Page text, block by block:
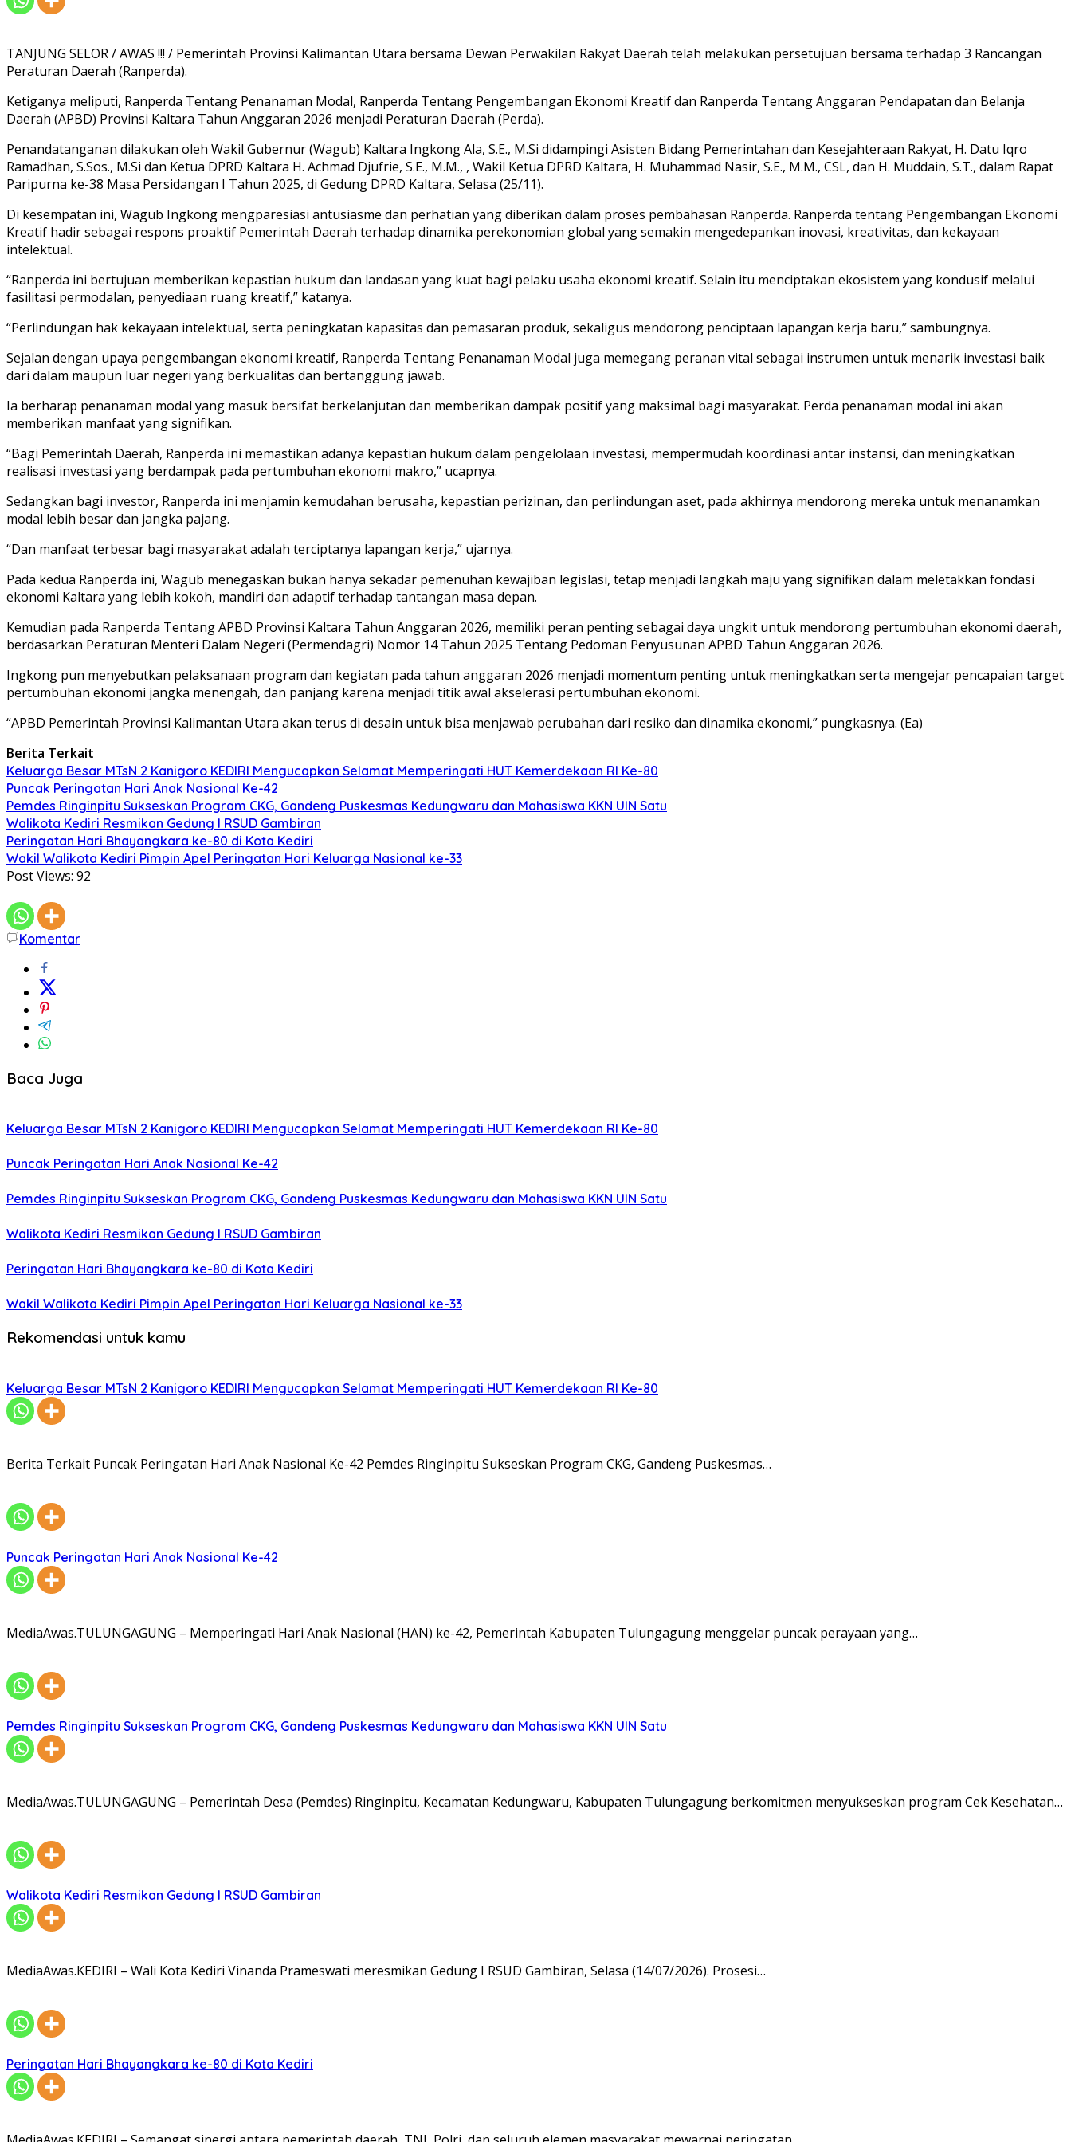
TANJUNG SELOR / AWAS !!! / Pemerintah Provinsi Kalimantan Utara bersama Dewan Perwakilan Rakyat Daerah telah melakukan persetujuan bersama terhadap 3 Rancangan
Peraturan Daerah (Ranperda).
Ketiganya meliputi, Ranperda Tentang Penanaman Modal, Ranperda Tentang Pengembangan Ekonomi Kreatif dan Ranperda Tentang Anggaran Pendapatan dan Belanja
Daerah (APBD) Provinsi Kaltara Tahun Anggaran 2026 menjadi Peraturan Daerah (Perda).
Penandatanganan dilakukan oleh Wakil Gubernur (Wagub) Kaltara Ingkong Ala, S.E., M.Si didampingi Asisten Bidang Pemerintahan dan Kesejahteraan Rakyat, H. Datu Iqro
Ramadhan, S.Sos., M.Si dan Ketua DPRD Kaltara H. Achmad Djufrie, S.E., M.M., , Wakil Ketua DPRD Kaltara, H. Muhammad Nasir, S.E., M.M., CSL, dan H. Muddain, S.T., dalam Rapat
Paripurna ke-38 Masa Persidangan I Tahun 2025, di Gedung DPRD Kaltara, Selasa (25/11).
Di kesempatan ini, Wagub Ingkong mengparesiasi antusiasme dan perhatian yang diberikan dalam proses pembahasan Ranperda. Ranperda tentang Pengembangan Ekonomi
Kreatif hadir sebagai respons proaktif Pemerintah Daerah terhadap dinamika perekonomian global yang semakin mengedepankan inovasi, kreativitas, dan kekayaan
intelektual.
“Ranperda ini bertujuan memberikan kepastian hukum dan landasan yang kuat bagi pelaku usaha ekonomi kreatif. Selain itu menciptakan ekosistem yang kondusif melalui
fasilitasi permodalan, penyediaan ruang kreatif,” katanya.
“Perlindungan hak kekayaan intelektual, serta peningkatan kapasitas dan pemasaran produk, sekaligus mendorong penciptaan lapangan kerja baru,” sambungnya.
Sejalan dengan upaya pengembangan ekonomi kreatif, Ranperda Tentang Penanaman Modal juga memegang peranan vital sebagai instrumen untuk menarik investasi baik
dari dalam maupun luar negeri yang berkualitas dan bertanggung jawab.
Ia berharap penanaman modal yang masuk bersifat berkelanjutan dan memberikan dampak positif yang maksimal bagi masyarakat. Perda penanaman modal ini akan
memberikan manfaat yang signifikan.
“Bagi Pemerintah Daerah, Ranperda ini memastikan adanya kepastian hukum dalam pengelolaan investasi, mempermudah koordinasi antar instansi, dan meningkatkan
realisasi investasi yang berdampak pada pertumbuhan ekonomi makro,” ucapnya.
Sedangkan bagi investor, Ranperda ini menjamin kemudahan berusaha, kepastian perizinan, dan perlindungan aset, pada akhirnya mendorong mereka untuk menanamkan
modal lebih besar dan jangka pajang.
“Dan manfaat terbesar bagi masyarakat adalah terciptanya lapangan kerja,” ujarnya.
Pada kedua Ranperda ini, Wagub menegaskan bukan hanya sekadar pemenuhan kewajiban legislasi, tetap menjadi langkah maju yang signifikan dalam meletakkan fondasi
ekonomi Kaltara yang lebih kokoh, mandiri dan adaptif terhadap tantangan masa depan.
Kemudian pada Ranperda Tentang APBD Provinsi Kaltara Tahun Anggaran 2026, memiliki peran penting sebagai daya ungkit untuk mendorong pertumbuhan ekonomi daerah,
berdasarkan Peraturan Menteri Dalam Negeri (Permendagri) Nomor 14 Tahun 2025 Tentang Pedoman Penyusunan APBD Tahun Anggaran 2026.
Ingkong pun menyebutkan pelaksanaan program dan kegiatan pada tahun anggaran 2026 menjadi momentum penting untuk meningkatkan serta mengejar pencapaian target
pertumbuhan ekonomi jangka menengah, dan panjang karena menjadi titik awal akselerasi pertumbuhan ekonomi.
“APBD Pemerintah Provinsi Kalimantan Utara akan terus di desain untuk bisa menjawab perubahan dari resiko dan dinamika ekonomi,” pungkasnya. (Ea)
Berita Terkait
Keluarga Besar MTsN 2 Kanigoro KEDIRI Mengucapkan Selamat Memperingati HUT Kemerdekaan RI Ke-80
Puncak Peringatan Hari Anak Nasional Ke-42
Pemdes Ringinpitu Sukseskan Program CKG, Gandeng Puskesmas Kedungwaru dan Mahasiswa KKN UIN Satu
Walikota Kediri Resmikan Gedung I RSUD Gambiran
Peringatan Hari Bhayangkara ke-80 di Kota Kediri
Wakil Walikota Kediri Pimpin Apel Peringatan Hari Keluarga Nasional ke-33
Post Views: 92
Komentar
Baca Juga
Keluarga Besar MTsN 2 Kanigoro KEDIRI Mengucapkan Selamat Memperingati HUT Kemerdekaan RI Ke-80
Puncak Peringatan Hari Anak Nasional Ke-42
Pemdes Ringinpitu Sukseskan Program CKG, Gandeng Puskesmas Kedungwaru dan Mahasiswa KKN UIN Satu
Walikota Kediri Resmikan Gedung I RSUD Gambiran
Peringatan Hari Bhayangkara ke-80 di Kota Kediri
Wakil Walikota Kediri Pimpin Apel Peringatan Hari Keluarga Nasional ke-33
Rekomendasi untuk kamu
Keluarga Besar MTsN 2 Kanigoro KEDIRI Mengucapkan Selamat Memperingati HUT Kemerdekaan RI Ke-80
Berita Terkait Puncak Peringatan Hari Anak Nasional Ke-42 Pemdes Ringinpitu Sukseskan Program CKG, Gandeng Puskesmas…
Puncak Peringatan Hari Anak Nasional Ke-42
MediaAwas.TULUNGAGUNG – Memperingati Hari Anak Nasional (HAN) ke-42, Pemerintah Kabupaten Tulungagung menggelar puncak perayaan yang…
Pemdes Ringinpitu Sukseskan Program CKG, Gandeng Puskesmas Kedungwaru dan Mahasiswa KKN UIN Satu
MediaAwas.TULUNGAGUNG – Pemerintah Desa (Pemdes) Ringinpitu, Kecamatan Kedungwaru, Kabupaten Tulungagung berkomitmen menyukseskan program Cek Kesehatan…
Walikota Kediri Resmikan Gedung I RSUD Gambiran
MediaAwas.KEDIRI – Wali Kota Kediri Vinanda Prameswati meresmikan Gedung I RSUD Gambiran, Selasa (14/07/2026). Prosesi…
Peringatan Hari Bhayangkara ke-80 di Kota Kediri